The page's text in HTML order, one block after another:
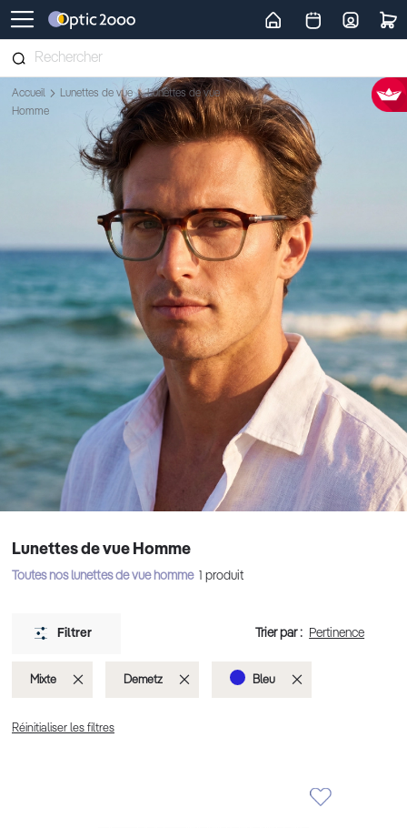
Retour vers la page d'accueil
Accueil Lunettes de vue
Lunettes de vue
Homme
Lunettes de vue Homme
Toutes nos lunettes de vue homme produit
Filtrer Trier par :
Mixte SupprimerDemetz Supprimer Bleu
Réinitialiser les filtres